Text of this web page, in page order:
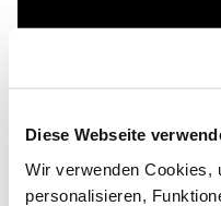
Diese Webseite
Wir verwenden Cookies,
personalisieren,
Dies